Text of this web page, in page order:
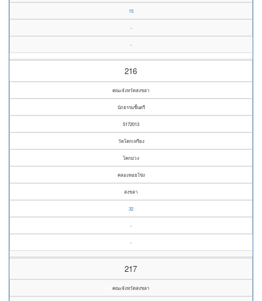
15
-
-
216
คณะจังหวัดสงขลา
นักธรรมชั้นตรี
5172013
วัดโคกเหรียง
โคกม่วง
คลองหอยโข่ง
สงขลา
32
-
-
217
คณะจังหวัดสงขลา